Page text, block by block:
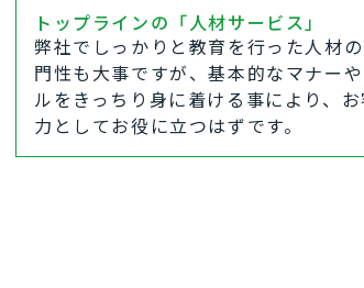
トップラインの「人材サービス」
弊社でしっかりと教育を行った人材
門性も大事ですが、基本的なマナー
ルをきっちり身に着ける事により、
力としてお役に立つはずです。